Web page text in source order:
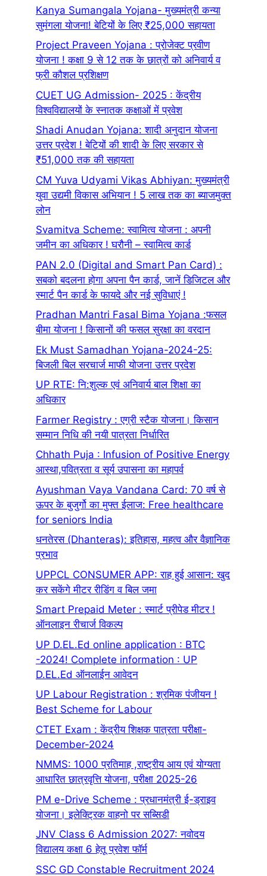
Kanya Sumangala Yojana- मुख्यमंत्री कन्या
सुमंगला योजना! बेटियों के लिए ₹25,000 सहायता
Project Praveen Yojana : प्रोजेक्ट प्रवीण
योजना ! कक्षा 9 से 12 तक के छात्रों को अनिवार्य व
फ्री कौशल प्रशिक्षण
CUET UG Admission- 2025 : केंद्रीय
विश्वविद्यालयों के स्नातक कक्षाओं में प्रवेश
Shadi Anudan Yojana: शादी अनुदान योजना
उत्तर प्रदेश ! बेटियों की शादी के लिए सरकार से
₹51,000 तक की सहायता
CM Yuva Udyami Vikas Abhiyan: मुख्यमंत्री
युवा उद्यमी विकास अभियान ! 5 लाख तक का ब्याजमुक्त
लोन
Svamitva Scheme: स्वामित्व योजना : अपनी
जमीन का अधिकार ! घरौनी – स्वामित्व कार्ड
PAN 2.0 (Digital and Smart Pan Card) :
सबको बदलना होगा अपना पैन कार्ड, जानें डिजिटल और
स्मार्ट पैन कार्ड के फायदे और नई सुविधाएं !
Pradhan Mantri Fasal Bima Yojana :फसल
बीमा योजना ! किसानों की फसल सुरक्षा का वरदान
Ek Must Samadhan Yojana-2024-25:
बिजली बिल सरचार्ज माफी योजना उत्तर प्रदेश
UP RTE: नि:शुल्क एवं अनिवार्य बाल शिक्षा का
अधिकार
Farmer Registry : एग्री स्टैक योजना। किसान
सम्मान निधि की नयी पात्रता निर्धारित
Chhath Puja : Infusion of Positive Energy
आस्था,पवित्रता व सूर्य उपासना का महापर्व
Ayushman Vaya Vandana Card: 70 वर्ष से
ऊपर के बुजुर्गो का मुफ्त ईलाज: Free healthcare
for seniors India
धनतेरस (Dhanteras): इतिहास, महत्व और वैज्ञानिक
प्रभाव
UPPCL CONSUMER APP: राह हुई आसान: खुद
कर सकेंगे मीटर रीडिंग व बिल जमा
Smart Prepaid Meter : स्मार्ट प्रीपेड मीटर !
ऑनलाइन रीचार्ज विकल्प
UP D.EL.Ed online application : BTC
-2024! Complete information : UP
D.EL.Ed ऑनलाईन आवेदन
UP Labour Registration : श्रमिक पंजीयन !
Best Scheme for Labour
CTET Exam : केंद्रीय शिक्षक पात्रता परीक्षा-
December-2024
NMMS: 1000 प्रतिमाह ,राष्ट्रीय आय एवं योग्यता
आधारित छात्रवृत्ति योजना, परीक्षा 2025-26
PM e-Drive Scheme : प्रधानमंत्री ई-ड्राइव
योजना। इलेक्ट्रिक वाहनो पर सब्सिडी
JNV Class 6 Admission 2027: नवोदय
विद्यालय कक्षा 6 हेतू प्रवेश फॉर्म
SSC GD Constable Recruitment 2024